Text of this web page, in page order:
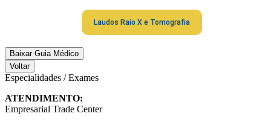
Laudos Raio X e Tomografia
Baixar Guia Médico
Voltar
Especialidades / Exames
ATENDIMENTO:
Empresarial Trade Center